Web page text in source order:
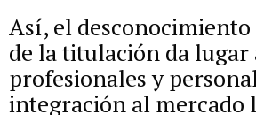
Así, el
de la titulación da lugar
profesionales y
integración al mercado